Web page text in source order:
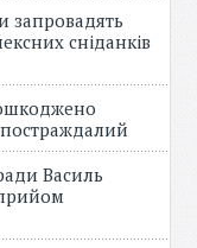
запровадять
сніданків
Василь